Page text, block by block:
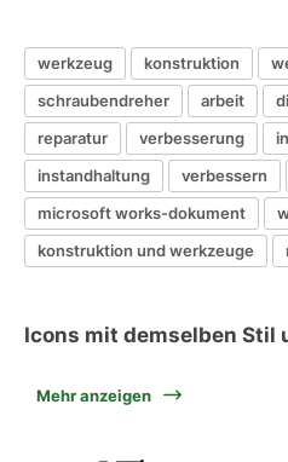
werkzeug konstruktion
schraubendreher
arbeit
reparatur
verbesserung
instandhaltung
verbessern
microsoft works-dokument
konstruktion und werkzeuge
Icons mit demselben Stil
Mehr anzeigen